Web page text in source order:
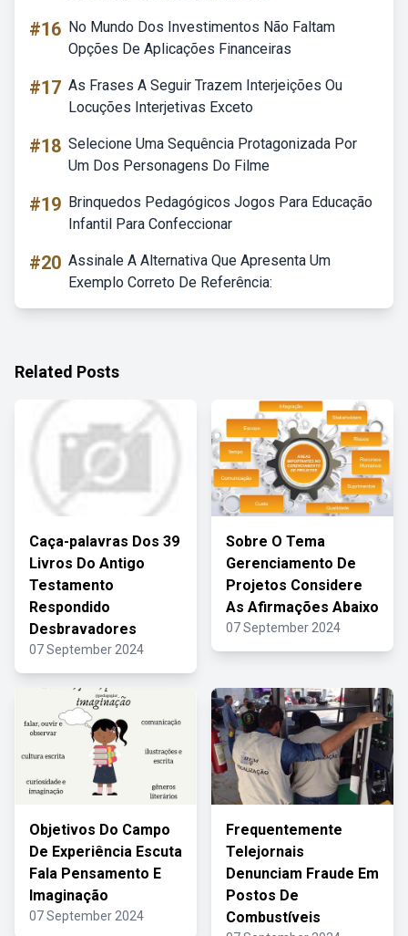
#16 No Mundo Dos Investimentos Não Faltam
Opções De Aplicações Financeiras
#17 As Frases A Seguir Trazem Interjeições Ou
Locuções Interjetivas Exceto
#18 Selecione Uma Sequência Protagonizada Por
Um Dos Personagens Do Filme
#19 Brinquedos Pedagógicos Jogos Para Educação
Infantil Para Confeccionar
#20 Assinale A Alternativa Que Apresenta Um
Exemplo Correto De Referência:
Related Posts
Caça-palavras Dos 39
Livros Do Antigo
Testamento
Respondido
Desbravadores
07 September 2024
Sobre O Tema
Gerenciamento De
Projetos Considere
As Afirmações Abaixo
07 September 2024
Objetivos Do Campo
De Experiência Escuta
Fala Pensamento E
Imaginação
07 September 2024
Frequentemente
Telejornais
Denunciam Fraude Em
Postos De
Combustíveis